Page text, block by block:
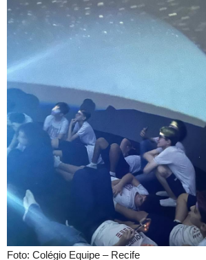
Foto: Colégio Equipe – Recife